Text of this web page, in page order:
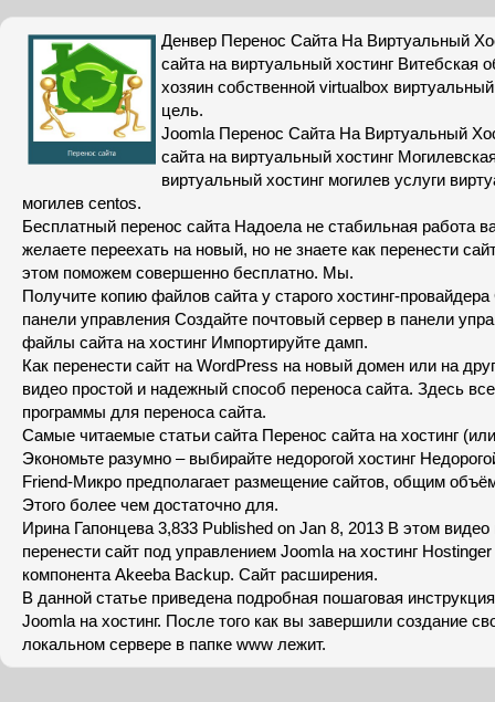
Денвер Перенос Сайта На Виртуальный
сайта на виртуальный хостинг Витебская
хозяин собственной virtualbox
цель.
Joomla Перенос Сайта На Виртуальный
сайта на виртуальный хостинг
виртуальный хостинг могилев услуги
могилев centos.
Бесплатный перенос сайта Надоела не стабильная работа
желаете переехать на новый, но не знаете как перенести
этом поможем совершенно бесплатно. Мы.
Получите копию файлов сайта у старого хостинг-
панели управления Создайте почтовый сервер в панели
файлы сайта на хостинг Импортируйте дамп.
Как перенести сайт на WordPress на новый домен или на
видео простой и надежный способ переноса сайта. Здесь
программы для переноса сайта.
Самые читаемые статьи сайта Перенос сайта на хостинг
Экономьте разумно – выбирайте недорогой хостинг
Friend-Микро предполагает размещение сайтов, общим
Этого более чем достаточно для.
Ирина Гапонцева 3,833 Published on Jan 8, 2013 В этом видео
перенести сайт под управлением Joomla на хостинг
компонента Akeeba Backup. Сайт расширения.
В данной статье приведена подробная пошаговая
Joomla на хостинг. После того как вы завершили создание
локальном сервере в папке www лежит.